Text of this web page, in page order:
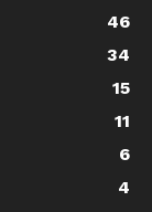
46
34
15
11
6
4